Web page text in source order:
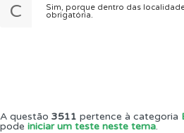
C
Sim, porque dentro das
obrigatória.
A questão 3511 pertence à categoria
pode iniciar um teste neste tema.